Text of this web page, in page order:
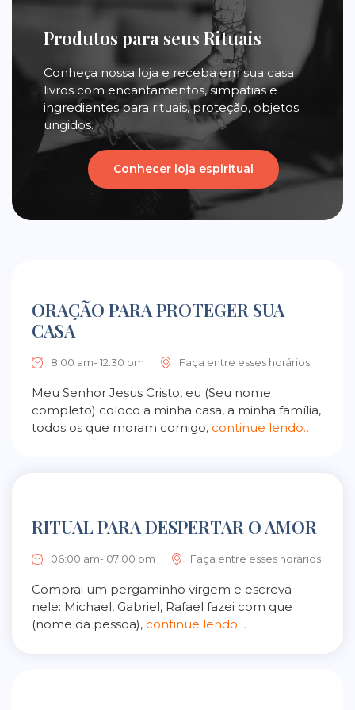
Produtos para seus Rituais
Conheça nossa loja e receba em sua casa
livros com encantamentos, simpatias e
ingredientes para rituais, proteção, objetos
ungidos.
Conhecer loja espiritual
ORAÇÃO PARA PROTEGER SUA
CASA
8:00 am- 12:30 pm Faça entre esses horários
Meu Senhor Jesus Cristo, eu (Seu nome
completo) coloco a minha casa, a minha família,
todos os que moram comigo, continue lendo…
RITUAL PARA DESPERTAR O AMOR
06:00 am- 07:00 pm Faça entre esses horários
Comprai um pergaminho virgem e escreva
nele: Michael, Gabriel, Rafael fazei com que
(nome da pessoa), continue lendo…